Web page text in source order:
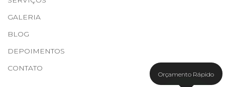
GALERIA
BLOG
DEPOIMENTOS
CONTATO
Orçamento Rápido